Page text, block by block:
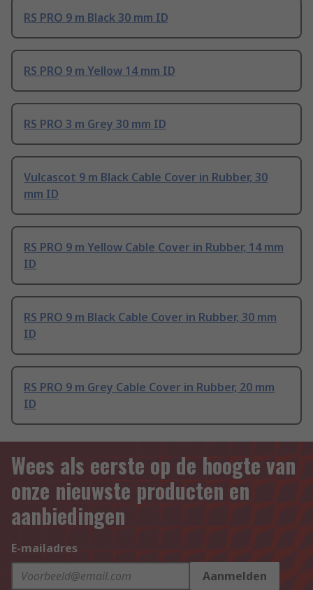
RS PRO 9 m Black 30 mm ID
RS PRO 9 m Yellow 14 mm ID
RS PRO 3 m Grey 30 mm ID
Vulcascot 9 m Black Cable Cover in Rubber, 30
mm ID
RS PRO 9 m Yellow Cable Cover in Rubber, 14 mm
ID
RS PRO 9 m Black Cable Cover in Rubber, 30 mm
ID
RS PRO 9 m Grey Cable Cover in Rubber, 20 mm
ID
Wees als eerste op de hoogte van
onze nieuwste producten en
aanbiedingen
E-mailadres
Aanmelden